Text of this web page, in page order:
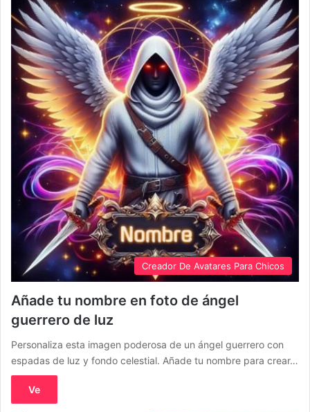
Creador De Avatares Para Chicos
Añade tu nombre en foto de ángel
guerrero de luz
Personaliza esta imagen poderosa de un ángel guerrero con
espadas de luz y fondo celestial. Añade tu nombre para crear…
Ve